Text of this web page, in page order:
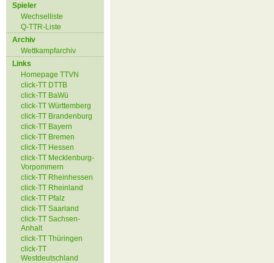
Spieler
Wechselliste
Q-TTR-Liste
Archiv
Wettkampfarchiv
Links
Homepage TTVN
click-TT DTTB
click-TT BaWü
click-TT Württemberg
click-TT Brandenburg
click-TT Bayern
click-TT Bremen
click-TT Hessen
click-TT Mecklenburg-
Vorpommern
click-TT Rheinhessen
click-TT Rheinland
click-TT Pfalz
click-TT Saarland
click-TT Sachsen-
Anhalt
click-TT Thüringen
click-TT
Westdeutschland